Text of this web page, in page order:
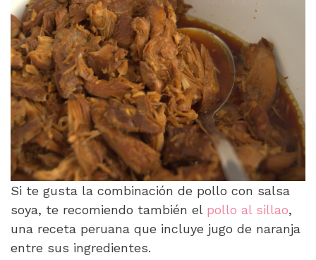
Si te gusta la combinación de pollo con salsa
soya, te recomiendo también el pollo al sillao,
una receta peruana que incluye jugo de naranja
entre sus ingredientes.